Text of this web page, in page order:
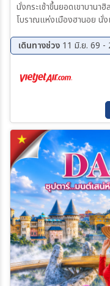
นั่งกระเช้าขึ้นยอดเขาบาน
โบราณแห่งเมืองฮานอย นั่ง
เดินทางช่วง 11 มิ.ย. 69 -
13 ส.ค. 69 - 16 ส.ค. 69
25 ก.ย. 69 - 28 ก.ย. 69
03 ต.ค. 69 - 06 ต.ค. 69
09 ต.ค. 69 - 12 ต.ค. 69
17 ต.ค. 69 - 20 ต.ค. 69
24 ต.ค. 69 - 27 ต.ค. 69